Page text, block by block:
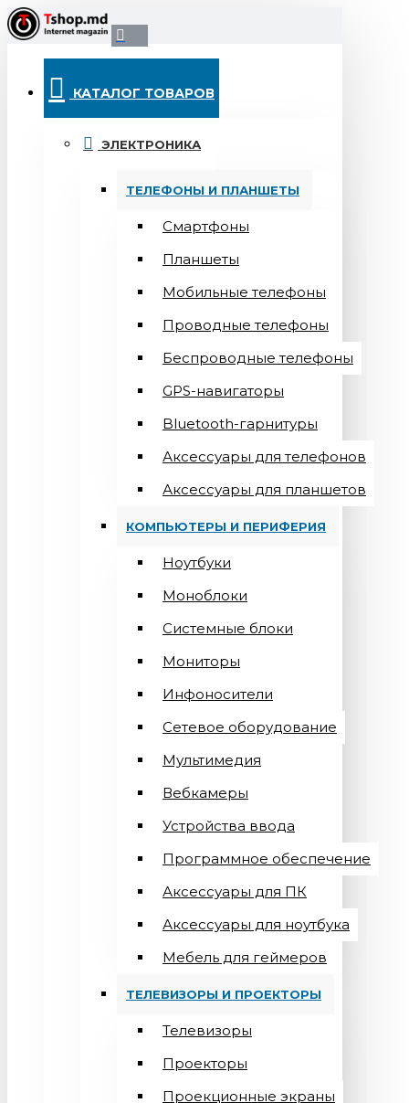
КАТАЛОГ ТОВАРОВ
ЭЛЕКТРОНИКА
ТЕЛЕФОНЫ И ПЛАНШЕТЫ
Смартфоны
Планшеты
Мобильные телефоны
Проводные телефоны
Беспроводные телефоны
GPS-навигаторы
Bluetooth-гарнитуры
Аксессуары для телефонов
Аксессуары для планшетов
КОМПЬЮТЕРЫ И ПЕРИФЕРИЯ
Ноутбуки
Моноблоки
Системные блоки
Мониторы
Инфоносители
Сетевое оборудование
Мультимедия
Вебкамеры
Устройства ввода
Программное обеспечение
Аксессуары для ПК
Аксессуары для ноутбука
Мебель для геймеров
ТЕЛЕВИЗОРЫ И ПРОЕКТОРЫ
Телевизоры
Проекторы
Проекционные экраны